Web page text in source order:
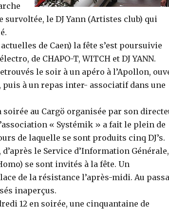
survoltée, le DJ Yann (Artistes club) qui
de Caen) la fête s’est poursuivie
de CHAPO-T, WITCH et DJ YANN.
le soir à un apéro à l’Apollon,
à un repas inter- associatif dans une
soirée au Cargö organisée par son
« Systémik » a fait le plein de
de laquelle se sont produits cinq DJ’s.
le Service d’Information Générale,
se sont invités à la fête. Un
de la résistance l’après-midi. Au
inaperçus.
12 en soirée, une cinquantaine de